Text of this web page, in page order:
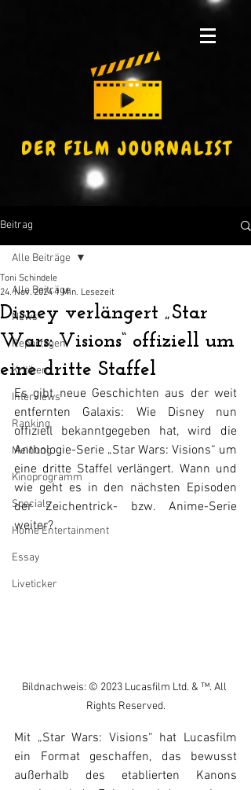
Beitrag
Alle Beiträge
News
Reportagen
Kritiken
Interviews
Ranking
Meinung
Kinoprogramm
Specials
Home Entertainment
Essay
Liveticker
Alle Beiträge
Disney verlängert „Star
Wars: Visions“ offiziell um
eine dritte Staffel
Toni Schindele
24. Nov. 2024 1 Min. Lesezeit
Es gibt neue Geschichten aus der weit
entfernten Galaxis: Wie Disney nun
offiziell bekanntgegeben hat, wird die
Anthologie-Serie „Star Wars: Visions“ um
eine dritte Staffel verlängert. Wann und
wie geht es in den nächsten Episoden
der Zeichentrick- bzw. Anime-Serie
weiter?
Bildnachweis: © 2023 Lucasfilm Ltd. & ™. All
Rights Reserved.
Mit „Star Wars: Visions“ hat Lucasfilm
ein Format geschaffen, das bewusst
außerhalb des etablierten Kanons